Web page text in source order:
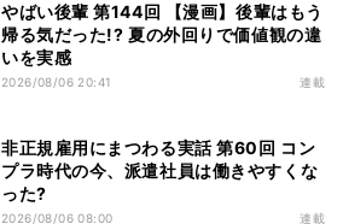
やばい後輩 第144回 【漫画】後輩はもう
帰る気だった!? 夏の外回りで価値観の違
いを実感
2026/08/06 20:41 連載
非正規雇用にまつわる実話 第60回 コン
プラ時代の今、派遣社員は働きやすくな
った?
2026/08/06 08:00 連載